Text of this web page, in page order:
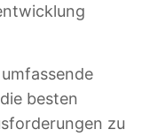
besten
zu